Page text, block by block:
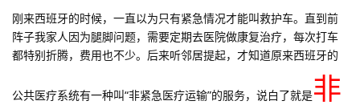
刚来西班牙的时候，一直以为只有紧急情况才能叫救护车。直到前
阵子我家人因为腿脚问题，需要定期去医院做康复治疗，每次打车
都特别折腾，费用也不少。后来听邻居提起，才知道原来西班牙的
公共医疗系统有一种叫“非紧急医疗运输”的服务，说白了就是非